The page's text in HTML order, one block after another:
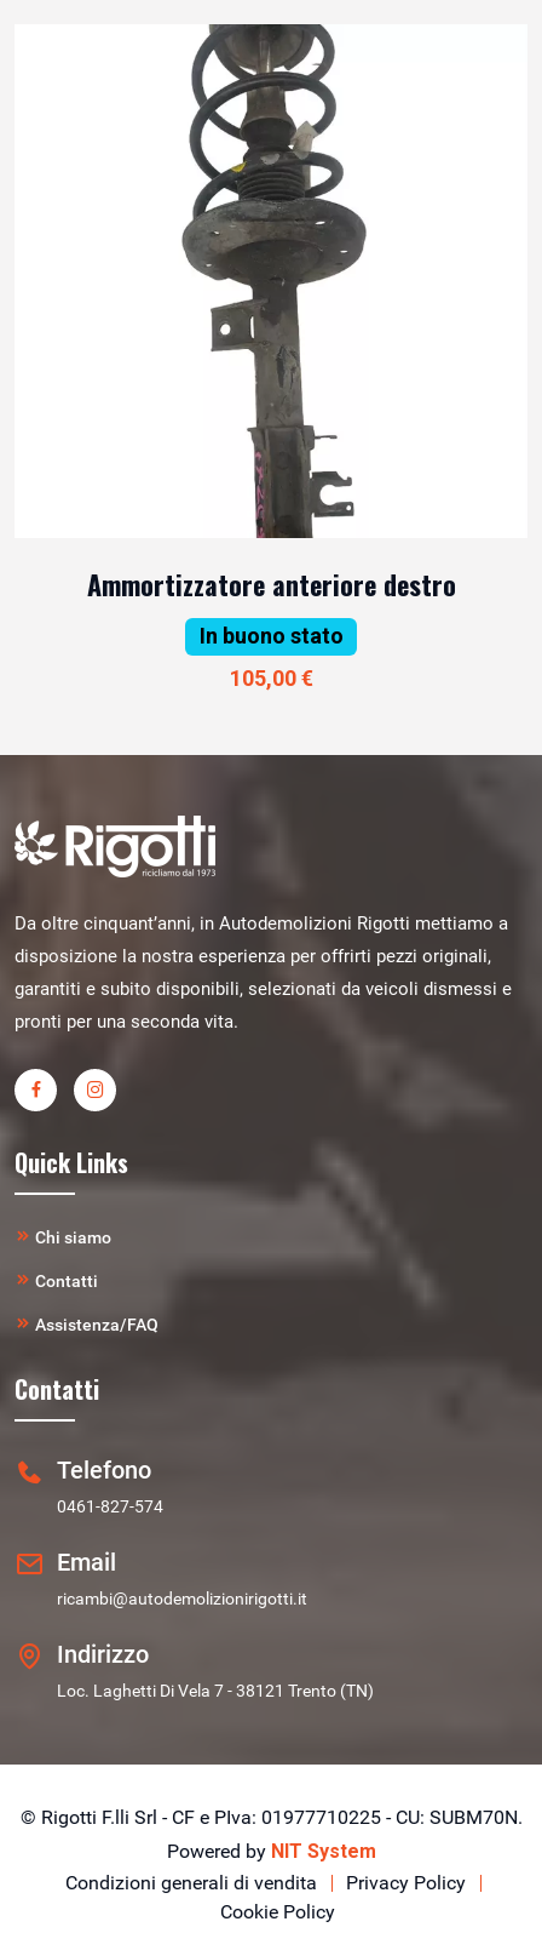
Ammortizzatore anteriore destro
In buono stato
105,00 €
Da oltre cinquant’anni, in Autodemolizioni Rigotti mettiamo a
disposizione la nostra esperienza per offrirti pezzi originali,
garantiti e subito disponibili, selezionati da veicoli dismessi e
pronti per una seconda vita.
Quick Links
Chi siamo
Contatti
Assistenza/FAQ
Contatti
Telefono
0461-827-574
Email
ricambi@autodemolizionirigotti.it
Indirizzo
Loc. Laghetti Di Vela 7 - 38121 Trento (TN)
© Rigotti F.lli Srl - CF e PIva: 01977710225 - CU: SUBM70N.
Powered by NIT System
Condizioni generali di vendita
Privacy Policy
Cookie Policy